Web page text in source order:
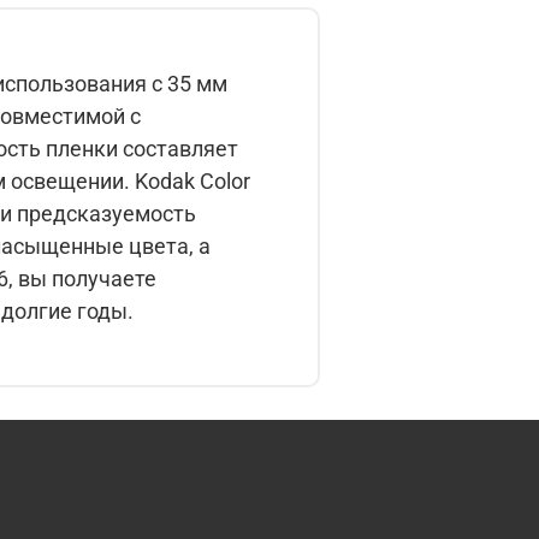
с 35 мм
освещении. Kodak Color
предсказуемость
годы.